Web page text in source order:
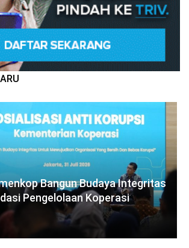
Bangun Budaya Integritas
Pengelolaan Koperasi